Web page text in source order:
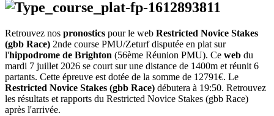
Retrouvez nos pronostics pour le web Restricted Novice Stakes
(gbb Race) 2nde course PMU/Zeturf disputée en plat sur
l'hippodrome de Brighton (56ème Réunion PMU). Ce web du
mardi 7 juillet 2026 se court sur une distance de 1400m et réunit 6
partants. Cette épreuve est dotée de la somme de 12791€. Le
Restricted Novice Stakes (gbb Race) débutera à 19:50. Retrouvez
les résultats et rapports du Restricted Novice Stakes (gbb Race)
après l'arrivée.